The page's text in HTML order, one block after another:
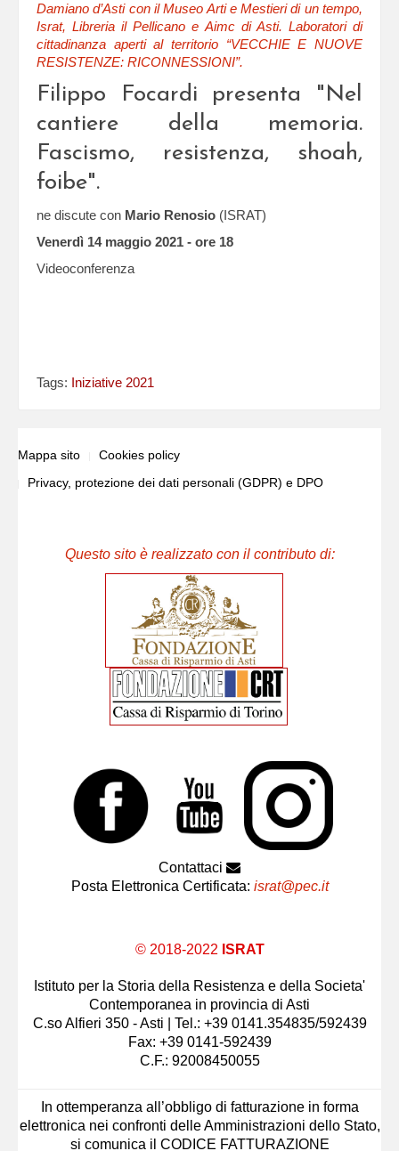
Damiano d’Asti con il Museo Arti e Mestieri di un tempo,
Israt, Libreria il Pellicano e Aimc di Asti. Laboratori di
cittadinanza aperti al territorio “VECCHIE E NUOVE
RESISTENZE: RICONNESSIONI”.
Filippo Focardi presenta "Nel
cantiere della memoria.
Fascismo, resistenza, shoah,
foibe".
ne discute con Mario Renosio (ISRAT)
Venerdì 14 maggio 2021 - ore 18
Videoconferenza
Tags: Iniziative 2021
Mappa sito
Cookies policy
Privacy, protezione dei dati personali (GDPR) e DPO
Questo sito è realizzato con il contributo di:
Contattaci
Posta Elettronica Certificata: israt@pec.it
© 2018-2022 ISRAT
Istituto per la Storia della Resistenza e della Societa'
Contemporanea in provincia di Asti
C.so Alfieri 350 - Asti | Tel.: +39 0141.354835/592439
Fax: +39 0141-592439
C.F.: 92008450055
In ottemperanza all’obbligo di fatturazione in forma
elettronica nei confronti delle Amministrazioni dello Stato,
si comunica il CODICE FATTURAZIONE